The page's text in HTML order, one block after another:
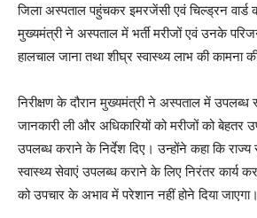
जिला अस्पताल पहुंचकर इमरजेंसी एवं चिल्ड्रन वार्ड
मुख्यमंत्री ने अस्पताल में भर्ती मरीजों एवं उनके
हालचाल जाना तथा शीघ्र स्वास्थ्य लाभ की कामना
निरीक्षण के दौरान मुख्यमंत्री ने अस्पताल में उपलब्ध
जानकारी ली और अधिकारियों को मरीजों को बेहतर
उपलब्ध कराने के निर्देश दिए। उन्होंने कहा कि
स्वास्थ्य सेवाएं उपलब्ध कराने के लिए निरंतर कार्य
को उपचार के अभाव में परेशान नहीं होने दिया जाएगा।